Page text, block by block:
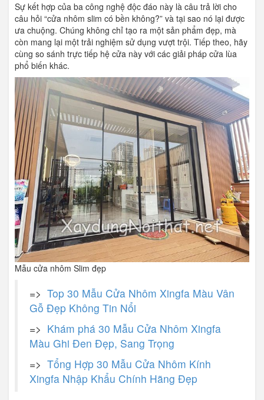
Sự kết hợp của ba công nghệ độc đáo này là câu trả lời cho
câu hỏi “cửa nhôm slim có bền không?” và tại sao nó lại được
ưa chuộng. Chúng không chỉ tạo ra một sản phẩm đẹp, mà
còn mang lại một trải nghiệm sử dụng vượt trội. Tiếp theo, hãy
cùng so sánh trực tiếp hệ cửa này với các giải pháp cửa lùa
phổ biến khác.
Mẫu cửa nhôm Slim đẹp
=> Top 30 Mẫu Cửa Nhôm Xingfa Màu Vân
Gỗ Đẹp Không Tin Nổi
=> Khám phá 30 Mẫu Cửa Nhôm Xingfa
Màu Ghi Đen Đẹp, Sang Trọng
=> Tổng Hợp 30 Mẫu Cửa Nhôm Kính
Xingfa Nhập Khẩu Chính Hãng Đẹp